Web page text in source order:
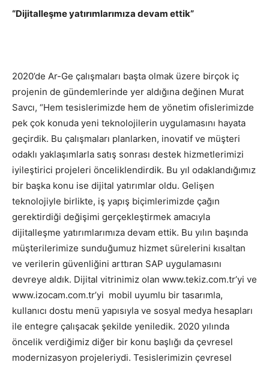
“Dijitalleşme yatırımlarımıza devam ettik”
2020’de Ar-Ge çalışmaları başta olmak üzere birçok iç
projenin de gündemlerinde yer aldığına değinen Murat
Savcı, “Hem tesislerimizde hem de yönetim ofislerimizde
pek çok konuda yeni teknolojilerin uygulamasını hayata
geçirdik. Bu çalışmaları planlarken, inovatif ve müşteri
odaklı yaklaşımlarla satış sonrası destek hizmetlerimizi
iyileştirici projeleri önceliklendirdik. Bu yıl odaklandığımız
bir başka konu ise dijital yatırımlar oldu. Gelişen
teknolojiyle birlikte, iş yapış biçimlerimizde çağın
gerektirdiği değişimi gerçekleştirmek amacıyla
dijitalleşme yatırımlarımıza devam ettik. Bu yılın başında
müşterilerimize sunduğumuz hizmet sürelerini kısaltan
ve verilerin güvenliğini arttıran SAP uygulamasını
devreye aldık. Dijital vitrinimiz olan www.tekiz.com.tr’yi ve
www.izocam.com.tr’yi mobil uyumlu bir tasarımla,
kullanıcı dostu menü yapısıyla ve sosyal medya hesapları
ile entegre çalışacak şekilde yeniledik. 2020 yılında
öncelik verdiğimiz diğer bir konu başlığı da çevresel
modernizasyon projeleriydi. Tesislerimizin çevresel